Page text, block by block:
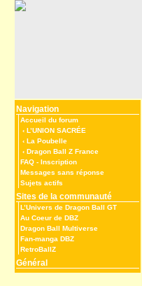
Navigation
Accueil du forum
‹ L’UNION SACRÉE
‹ La Poubelle
‹ Dragon Ball Z France
FAQ - Inscription
Messages sans réponse
Sujets actifs
Sites de la communauté
L’Univers de Dragon Ball GT
Au Coeur de DBZ
Dragon Ball Multiverse
Fan-manga DBZ
RetroBallZ
Général